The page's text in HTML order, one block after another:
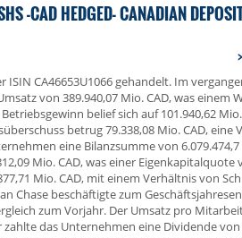
-CAD HEDGED- CANADIAN
ISIN CA46653U1066 gehandelt. Im
von 389.940,07 Mio. CAD, was einem
belief sich auf 101.940,62
betrug 79.338,08 Mio. CAD, eine
eine Bilanzsumme von 6.079.474,7
Mio. CAD, was einer Eigenkapitalquote
Mio. CAD, mit einem Verhältnis von
Chase beschäftigte zum
zum Vorjahr. Der Umsatz pro
das Unternehmen eine Dividende von